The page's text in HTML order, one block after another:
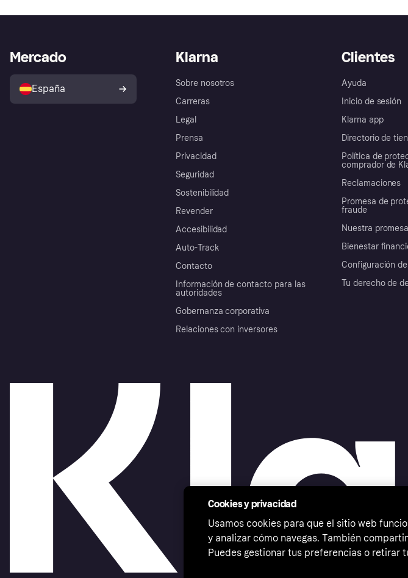
Klarna
Sobre nosotros
Carreras
Legal
Prensa
Privacidad
Seguridad
Sostenibilidad
Revender
Accesibilidad
Auto-Track
Contacto
Información de contacto para las
autoridades
Gobernanza corporativa
Relaciones con inversores
Clientes
Ayuda
Inicio de sesión
Klarna app
Directorio de
Política de
comprador de
Reclamaciones
Promesa de
fraude
Nuestra promesa
Bienestar
Configuración
Tu derecho de
Mercado
España
Cookies y privacidad
Usamos cookies para que el sitio web
y analizar cómo navegas. También
Puedes gestionar tus preferencias o retirar